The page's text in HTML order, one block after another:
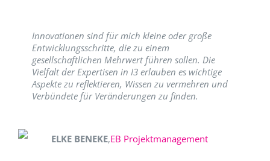
Innovationen sind für mich kleine oder große
Entwicklungsschritte, die zu einem
gesellschaftlichen Mehrwert führen sollen. Die
Vielfalt der Expertisen in I3 erlauben es wichtige
Aspekte zu reflektieren, Wissen zu vermehren und
Verbündete für Veränderungen zu finden.
ELKE BENEKE,EB Projektmanagement